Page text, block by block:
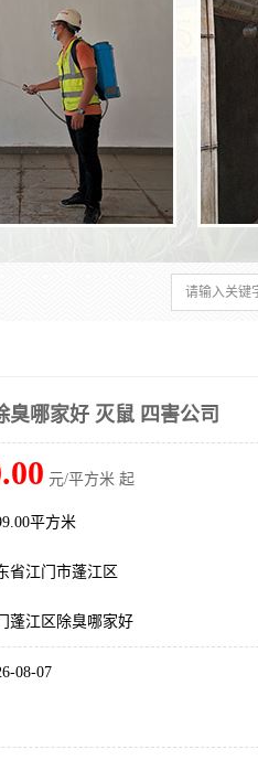
臭哪家好 灭鼠 四害公司
元/平方米 起
平方米
省江门市蓬江区
蓬江区除臭哪家好
08-07